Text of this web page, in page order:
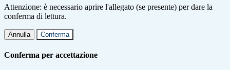
Attenzione: è necessario aprire l'allegato (se presente) per dare la
conferma di lettura.
Annulla Conferma
Conferma per accettazione